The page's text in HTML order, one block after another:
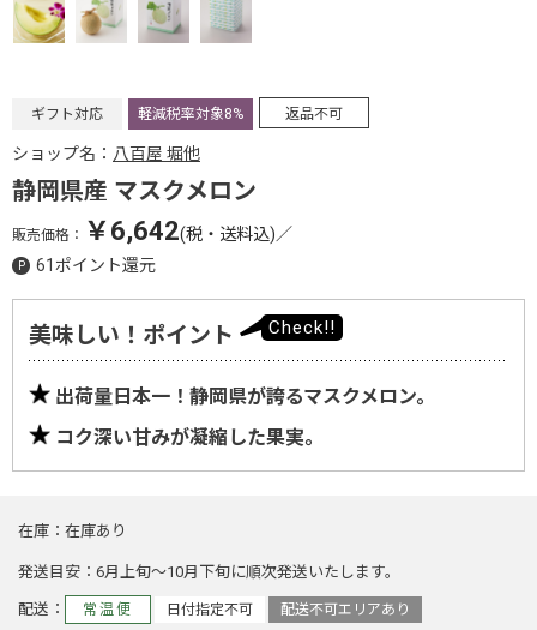
ギフト対応 軽減税率対象8% 返品不可
ショップ名： 八百屋 堀他
静岡県産 マスクメロン
販売価格： ￥6,642(税・送料込)／
61ポイント還元
美味しい！ポイント
出荷量日本一！静岡県が誇るマスクメロン。
コク深い甘みが凝縮した果実。
在庫 在庫あり
発送目安 6月上旬～10月下旬に順次発送いたします。
配送 常温便 日付指定不可 配送不可エリアあり